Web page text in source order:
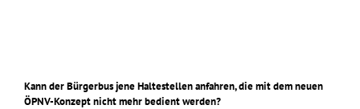
Kann der Bürgerbus jene Haltestellen anfahren, die mit dem neuen
ÖPNV-Konzept nicht mehr bedient werden?